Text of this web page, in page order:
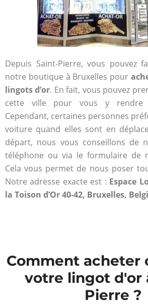
Depuis Saint-Pierre, vous pouvez
notre boutique à Bruxelles pour
lingots d’or. En fait, vous pouvez
cette ville pour vous y rendre
Cependant, certaines personnes
voiture quand elles sont en
départ, nous vous conseillons de
téléphone ou via le formulaire de
Cela vous permet de nous poser
Notre adresse exacte est : Espace
la Toison d’Or 40-42, Bruxelles,
Comment acheter
votre lingot d'or
Pierre ?